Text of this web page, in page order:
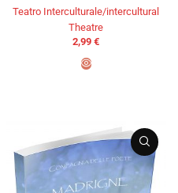
Teatro Interculturale/intercultural
Theatre
2,99 €